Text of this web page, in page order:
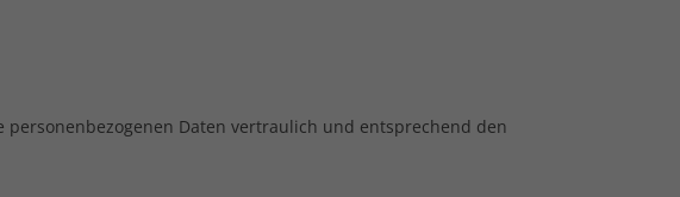
Daten vertraulich und entsprechend den